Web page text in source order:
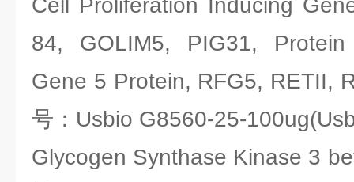
Cell Proliferation Inducing
84, GOLIM5, PIG31,
Gene 5 Protein, RFG5, RETII,
号：Usbio G8560-25-
Glycogen Synthase Kinase 3